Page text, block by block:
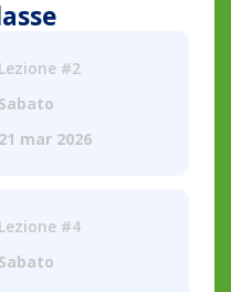
Lezione #2
Sabato
21 mar 2026
Lezione #4
Sabato